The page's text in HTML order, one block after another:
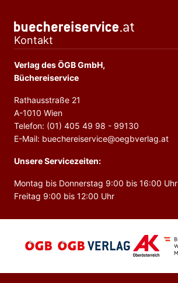
Kontakt
Verlag des ÖGB GmbH,
Büchereiservice
Rathausstraße 21
A-1010 Wien
Telefon: (01) 405 49 98 - 99130
E-Mail: buechereiservice@oegbverlag.at
Unsere Servicezeiten:
Montag bis Donnerstag 9:00 bis 16:00 Uhr
Freitag 9:00 bis 12:00 Uhr